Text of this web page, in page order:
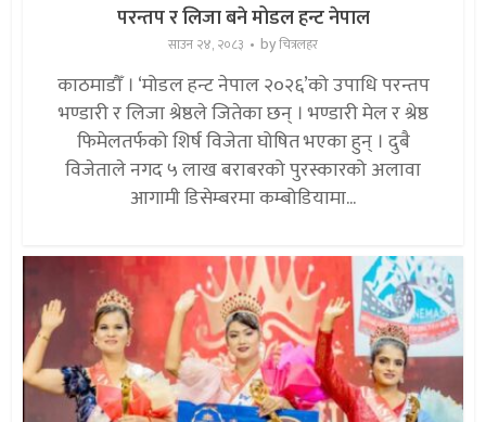
परन्तप र लिजा बने मोडल हन्ट नेपाल
साउन २४, २०८३ byचित्रलहर
काठमाडौँ । ‘मोडल हन्ट नेपाल २०२६’को उपाधि परन्तप
भण्डारी र लिजा श्रेष्ठले जितेका छन् । भण्डारी मेल र श्रेष्ठ
फिमेलतर्फको शिर्ष विजेता घोषित भएका हुन् । दुबै
विजेताले नगद ५ लाख बराबरको पुरस्कारको अलावा
आगामी डिसेम्बरमा कम्बोडियामा...